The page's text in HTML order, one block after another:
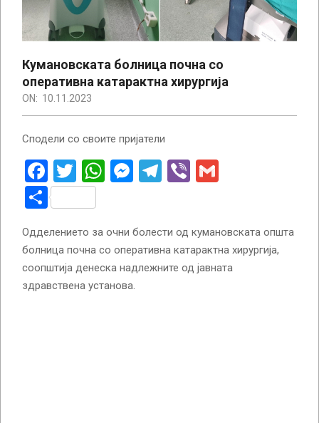
Кумановската болница почна со
оперативна катарактна хирургија
ON: 10.11.2023
Сподели со своите пријатели
Facebook
Twitter
WhatsApp
Messenger
Telegram
Viber
Share
Одделението за очни болести од кумановската општа
болница почна со оперативна катарактна хирургија,
соопштија денеска надлежните од јавната
здравствена установа.